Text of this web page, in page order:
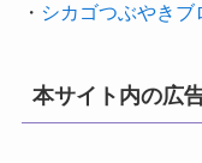
・ シカゴつぶやきブ
本サイト内の広